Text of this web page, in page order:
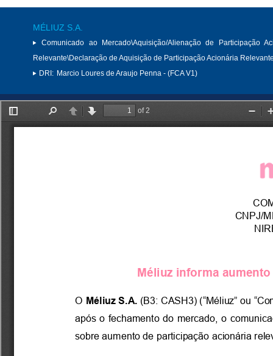
MÉLIUZ S.A.
Comunicado ao Mercado\Aquisição/Alienação de Participação
Relevante\Declaração de Aquisição de Participação Acionária
DRI: Marcio Loures de Araujo Penna - (FCA V1)